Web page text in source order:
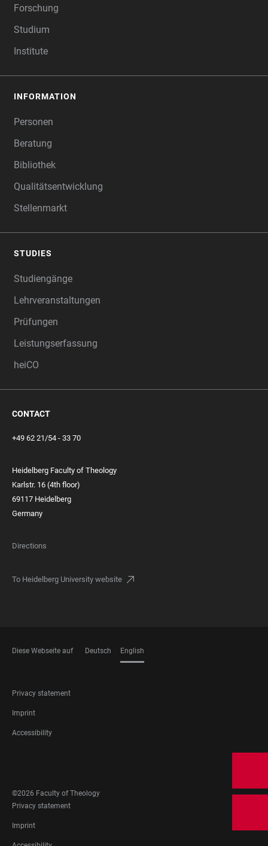
Forschung
Studium
Institute
INFORMATION
Personen
Beratung
Bibliothek
Qualitätsentwicklung
Stellenmarkt
STUDIES
Studiengänge
Lehrveranstaltungen
Prüfungen
Leistungserfassung
heiCO
CONTACT
+49 62 21/54 - 33 70
Heidelberg Faculty of Theology
Karlstr. 16 (4th floor)
69117 Heidelberg
Germany
Directions
To Heidelberg University website
Diese Webseite auf Deutsch English
FOOTER
LEGAL
Privacy statement
Imprint
Accessibility
MEDIA
©2026 Faculty of Theology
FOOTER
LEGAL
Privacy statement
Imprint